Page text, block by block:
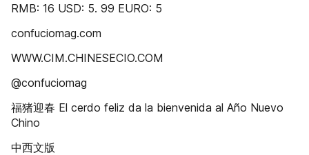
RMB: 16 USD: 5. 99 EURO: 5
confuciomag.com
WWW.CIM.CHINESECIO.COM
@confuciomag
福猪迎春 El cerdo feliz da la bienvenida al Año Nuevo
Chino
中西文版